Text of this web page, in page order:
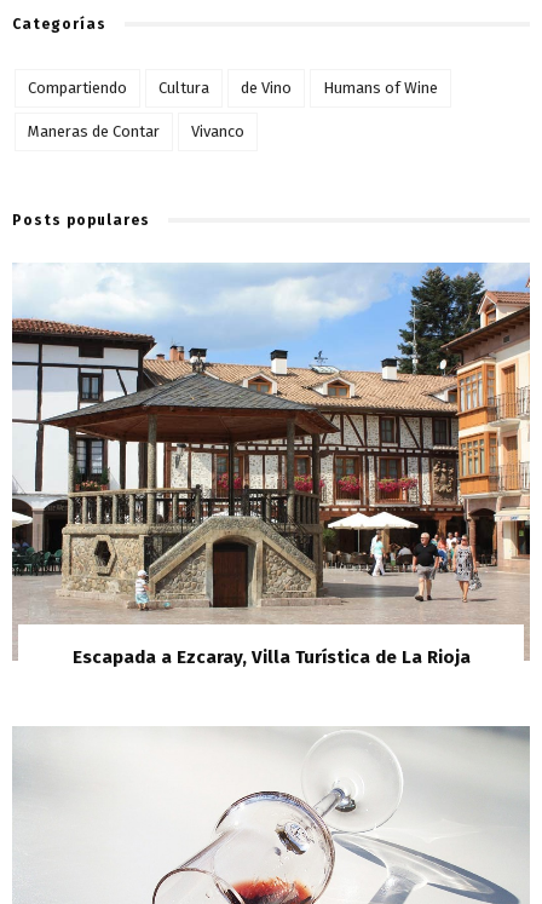
Categorías
Compartiendo Cultura de Vino Humans of Wine
Maneras de Contar Vivanco
Posts populares
Escapada a Ezcaray, Villa Turística de La Rioja